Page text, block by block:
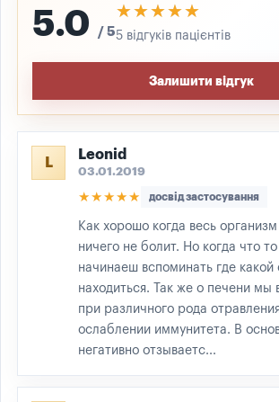
5.0 / 5
★★★★★
★★★★★
5 відгуків пацієнтів
Залишити відгук
L
Leonid
03.01.2019
★★★★★ досвід застосування
Как хорошо когда весь
ничего не болит. Но когда что
начинаеш вспоминать где какой
находиться. Так же о печени мы
при различного рода
ослаблении иммунитета. В
негативно отзываетс...